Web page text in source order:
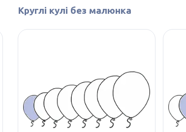
Круглі кулі без малюнка